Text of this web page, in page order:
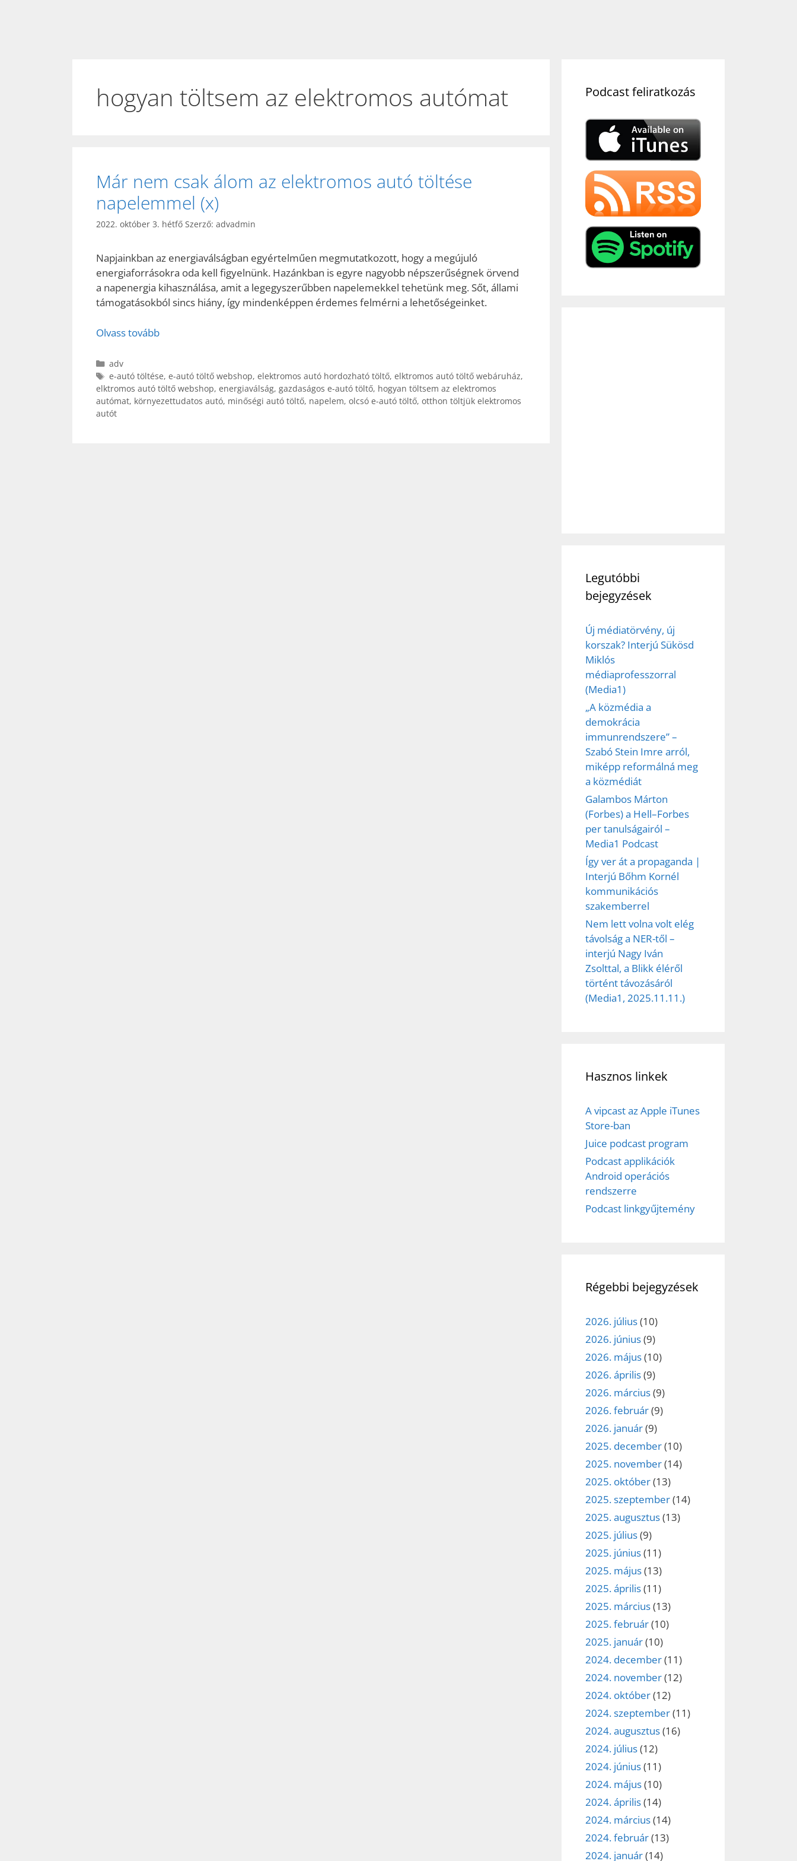
hogyan töltsem az elektromos autómat
Már nem csak álom az elektromos autó töltése
napelemmel (x)
2022. október 3. hétfő Szerző: advadmin
Napjainkban az energiaválságban egyértelműen megmutatkozott, hogy a megújuló
energiaforrásokra oda kell figyelnünk. Hazánkban is egyre nagyobb népszerűségnek örvend
a napenergia kihasználása, amit a legegyszerűbben napelemekkel tehetünk meg. Sőt, állami
támogatásokból sincs hiány, így mindenképpen érdemes felmérni a lehetőségeinket.
Olvass tovább
Kategória
adv
Címkék
e-autó töltése, e-autó töltő webshop, elektromos autó hordozható töltő, elktromos autó töltő webáruház,
elktromos autó töltő webshop, energiaválság, gazdaságos e-autó töltő, hogyan töltsem az elektromos
autómat, környezettudatos autó, minőségi autó töltő, napelem, olcsó e-autó töltő, otthon töltjük elektromos
autót
Podcast feliratkozás
Legutóbbi
bejegyzések
Új médiatörvény, új
korszak? Interjú Sükösd
Miklós
médiaprofesszorral
(Media1)
„A közmédia a
demokrácia
immunrendszere” –
Szabó Stein Imre arról,
miképp reformálná meg
a közmédiát
Galambos Márton
(Forbes) a Hell–Forbes
per tanulságairól –
Media1 Podcast
Így ver át a propaganda |
Interjú Bőhm Kornél
kommunikációs
szakemberrel
Nem lett volna volt elég
távolság a NER-től –
interjú Nagy Iván
Zsolttal, a Blikk éléről
történt távozásáról
(Media1, 2025.11.11.)
Hasznos linkek
A vipcast az Apple iTunes
Store-ban
Juice podcast program
Podcast applikációk
Android operációs
rendszerre
Podcast linkgyűjtemény
Régebbi bejegyzések
2026. július(10)
2026. június(9)
2026. május(10)
2026. április(9)
2026. március(9)
2026. február(9)
2026. január(9)
2025. december(10)
2025. november(14)
2025. október(13)
2025. szeptember(14)
2025. augusztus(13)
2025. július(9)
2025. június(11)
2025. május(13)
2025. április(11)
2025. március(13)
2025. február(10)
2025. január(10)
2024. december(11)
2024. november(12)
2024. október(12)
2024. szeptember(11)
2024. augusztus(16)
2024. július(12)
2024. június(11)
2024. május(10)
2024. április(14)
2024. március(14)
2024. február(13)
2024. január(14)